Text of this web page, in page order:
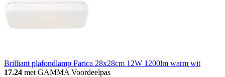
Brilliant plafondlamp Farica 28x28cm 12W 1200lm warm wit
17.24 met GAMMA Voordeelpas